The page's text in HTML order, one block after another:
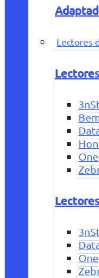
Lectores
One
One